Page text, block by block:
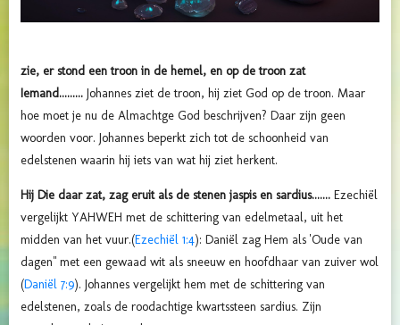
zie, er stond een troon in de hemel, en op de troon zat
Iemand......... Johannes ziet de troon, hij ziet God op de troon. Maar
hoe moet je nu de Almachtge God beschrijven? Daar zijn geen
woorden voor. Johannes beperkt zich tot de schoonheid van
edelstenen waarin hij iets van wat hij ziet herkent.
Hij Die daar zat, zag eruit als de stenen jaspis en sardius....... Ezechiël
vergelijkt YAHWEH met de schittering van edelmetaal, uit het
midden van het vuur.(Ezechiël 1:4): Daniël zag Hem als 'Oude van
dagen" met een gewaad wit als sneeuw en hoofdhaar van zuiver wol
(Daniël 7:9). Johannes vergelijkt hem met de schittering van
edelstenen, zoals de roodachtige kwartssteen sardius. Zijn